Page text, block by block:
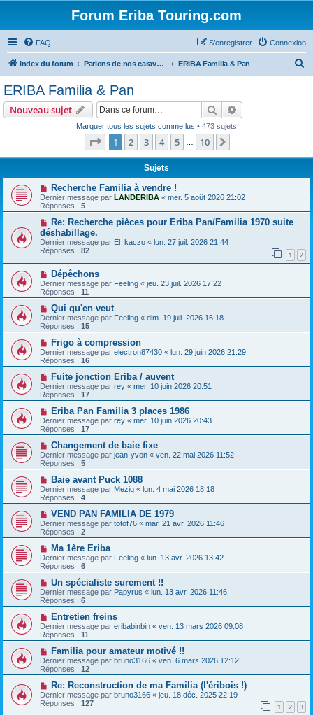
Forum Eriba Touring.com
FAQ Connexion
S’enregistrer
Index du forum Parlons de nos caravanes (anciennes et récentes) ERIBA Familia & Pan
h
r
ERIBA Familia & Pan
Nouveau sujet Rechercher
Marquer tous les sujets comme lus • 473 sujets
Page 1sur10
1 2 3 4 5 10
Sujets
Recherche Familia à vendre !
Dernier message par LANDERIBA « mer. 5 août 2026 21:02
Réponses : 5
Re: Recherche pièces pour Eriba Pan/Familia 1970 suite
déshabillage.
Dernier message par El_kaczo « lun. 27 juil. 2026 21:44
Réponses : 82 1 2
Dépêchons
Dernier message par Feeling « jeu. 23 juil. 2026 17:22
Réponses : 11
Qui qu'en veut
Dernier message par Feeling « dim. 19 juil. 2026 16:18
Réponses : 15
Frigo à compression
Dernier message par electron87430 « lun. 29 juin 2026 21:29
Réponses : 16
Fuite jonction Eriba / auvent
Dernier message par rey « mer. 10 juin 2026 20:51
Réponses : 17
Eriba Pan Familia 3 places 1986
Dernier message par rey « mer. 10 juin 2026 20:43
Réponses : 17
Changement de baie fixe
Dernier message par jean-yvon « ven. 22 mai 2026 11:52
Réponses : 5
Baie avant Puck 1088
Dernier message par Mezig « lun. 4 mai 2026 18:18
Réponses : 4
VEND PAN FAMILIA DE 1979
Dernier message par totof76 « mar. 21 avr. 2026 11:46
Réponses : 2
Ma 1ère Eriba
Dernier message par Feeling « lun. 13 avr. 2026 13:42
Réponses : 6
Un spécialiste surement !!
Dernier message par Papyrus « lun. 13 avr. 2026 11:46
Réponses : 6
Entretien freins
Dernier message par eribabinbin « ven. 13 mars 2026 09:08
Réponses : 11
Familia pour amateur motivé !!
Dernier message par bruno3166 « ven. 6 mars 2026 12:12
Réponses : 12
Re: Reconstruction de ma Familia (l'éribois !)
Dernier message par bruno3166 « jeu. 18 déc. 2025 22:19
Réponses : 127 1 2 3